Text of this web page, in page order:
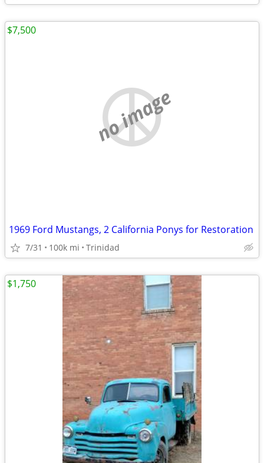
no image
1969 Ford Mustangs, 2 California Ponys for Restoration
7/31 100k mi Trinidad
$7,500
$1,750